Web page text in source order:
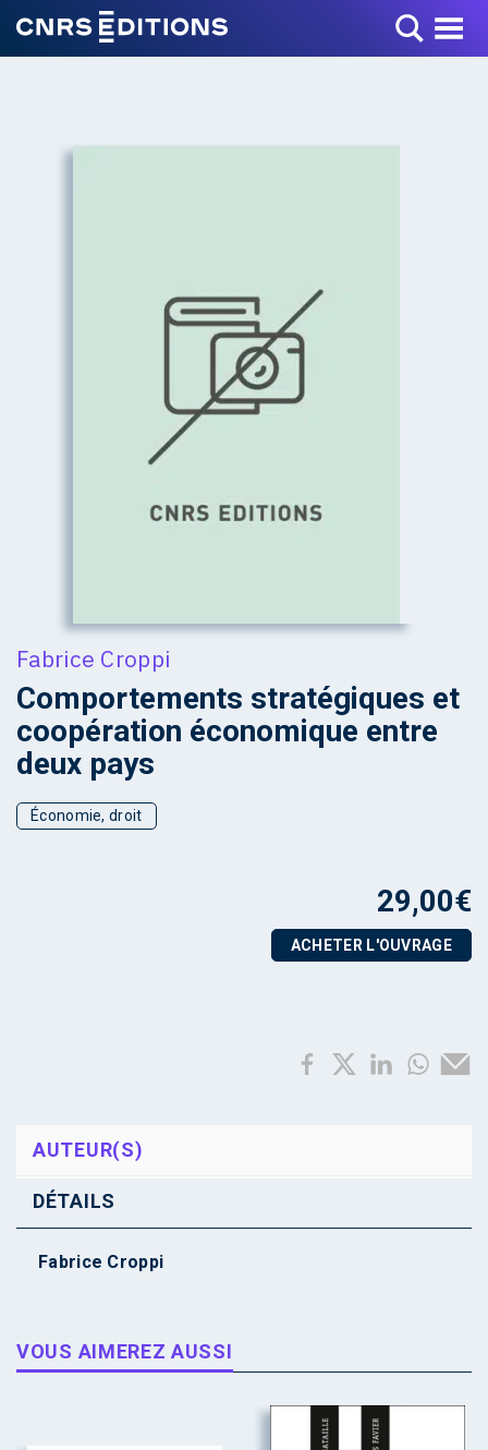
Toggle Menu
Fabrice Croppi
Comportements stratégiques et
coopération économique entre
deux pays
Économie, droit
29,00€
ACHETER L'OUVRAGE
AUTEUR(S)
DÉTAILS
Fabrice Croppi
VOUS AIMEREZ AUSSI